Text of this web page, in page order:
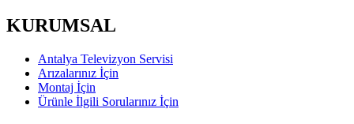
KURUMSAL
Antalya Televizyon Servisi
Arızalarınız İçin
Montaj İçin
Ürünle İlgili Sorularınız İçin